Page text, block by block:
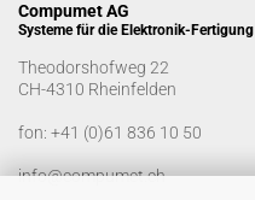
Compumet AG
Systeme für die Elektronik-Fertigung
Theodorshofweg 22
CH-4310 Rheinfelden
fon: +41 (0)61 836 10 50
info@compumet.ch